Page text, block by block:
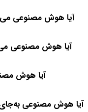
آیا هوش مصنوعی
آیا هوش مصنوعی
آیا هوش
آیا هوش مصنوعی